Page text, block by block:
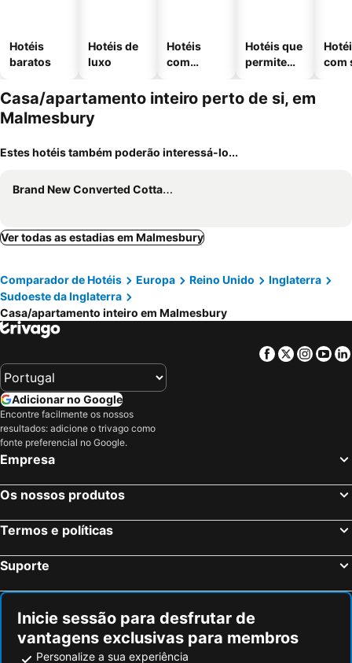
Hotéis
baratos
Hotéis de
luxo
Hotéis
com
Hotéis que
permitem
com
Casa/apartamento inteiro perto de si, em
Malmesbury
Estes hotéis também poderão interessá-lo...
Brand New Converted Cottage
Ver todas as estadias em Malmesbury
Comparador de Hotéis Europa Reino Unido
Inglaterra
Sudoeste da Inglaterra
Casa/apartamento inteiro em Malmesbury
Facebook
Twitter
Adicionar no Google
Encontre facilmente os nossos
resultados: adicione o trivago como
fonte preferencial no Google.
Empresa
Os nossos produtos
Termos e políticas
Suporte
Inicie sessão para desfrutar de
vantagens exclusivas para membros
Personalize a sua experiência